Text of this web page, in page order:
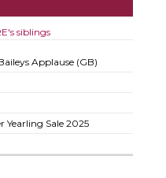
siblings
Applause (GB)
Yearling Sale 2025